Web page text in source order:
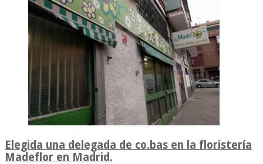
Elegida una delegada de co.bas en la floristería
Madeflor en Madrid.